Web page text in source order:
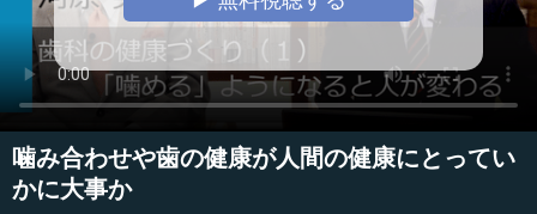
噛み合わせや歯の健康が人間の健康にとってい
かに大事か